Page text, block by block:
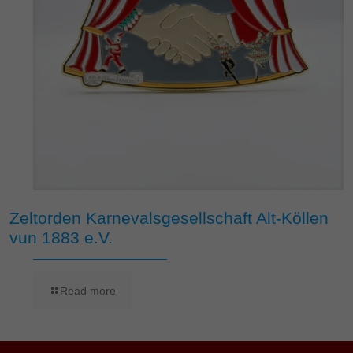
Zeltorden Karnevalsgesellschaft Alt-Köllen
vun 1883 e.V.
Read more